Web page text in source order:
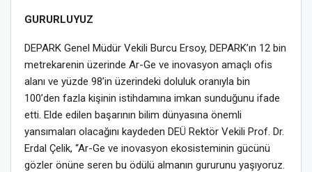
GURURLUYUZ
DEPARK Genel Müdür Vekili Burcu Ersoy, DEPARK’ın 12 bin
metrekarenin üzerinde Ar-Ge ve inovasyon amaçlı ofis
alanı ve yüzde 98’in üzerindeki doluluk oranıyla bin
100’den fazla kişinin istihdamına imkan sunduğunu ifade
etti. Elde edilen başarının bilim dünyasına önemli
yansımaları olacağını kaydeden DEÜ Rektör Vekili Prof. Dr.
Erdal Çelik, “Ar-Ge ve inovasyon ekosisteminin gücünü
gözler önüne seren bu ödülü almanın gururunu yaşıyoruz.